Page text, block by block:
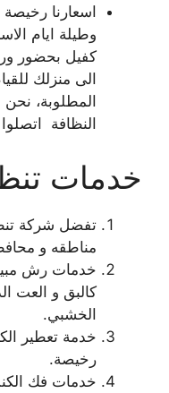
اسعارنا
كفيل بحضور
الى منزلك
المطلوبة،
النظافة اتصلوا
خدمات
تفضل شركة
مناطقه و
خدمات رش
كالبق و العت
الخشبي.
خدمة تعطير
رخيصة.
خدمات فك